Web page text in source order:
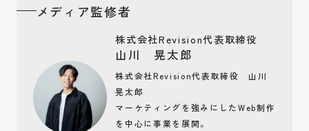
メディア監修者
株式会社Revision代表取締役
山川 晃太郎
株式会社Revision代表取締役 山川
晃太郎
マーケティングを強みにしたWeb制作
を中心に事業を展開。